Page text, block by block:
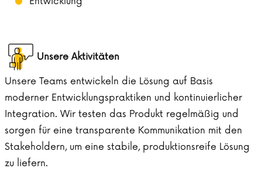
Unsere Aktivitäten
Unsere Teams entwickeln die Lösung auf Basis
moderner Entwicklungspraktiken und kontinuierlicher
Integration. Wir testen das Produkt regelmäßig und
sorgen für eine transparente Kommunikation mit den
Stakeholdern, um eine stabile, produktionsreife Lösung
zu liefern.